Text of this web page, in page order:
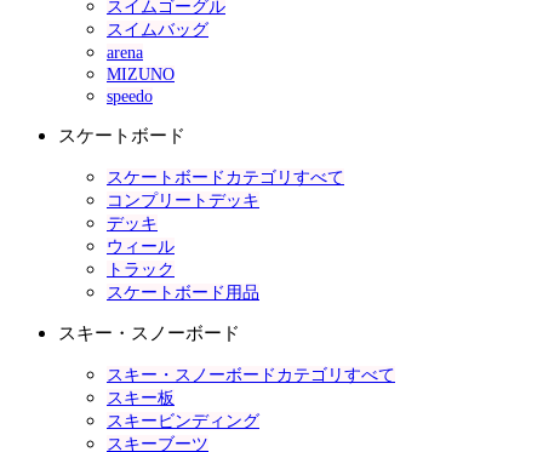
スイムゴーグル
スイムバッグ
arena
MIZUNO
speedo
スケートボード
スケートボードカテゴリすべて
コンプリートデッキ
デッキ
ウィール
トラック
スケートボード用品
スキー・スノーボード
スキー・スノーボードカテゴリすべて
スキー板
スキービンディング
スキーブーツ